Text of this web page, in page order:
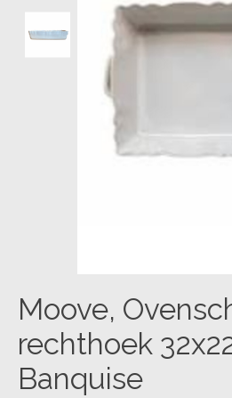
Moove,
rechthoek
Banquise